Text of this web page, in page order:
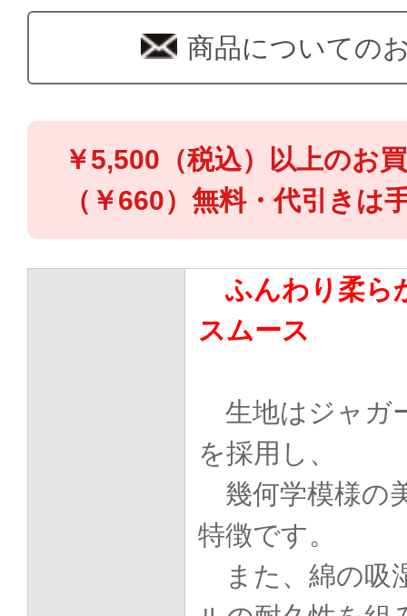
商品についての
￥5,500（税込）以上のお
（￥660）無料・代引きは
ふんわり柔ら
スムース
生地はジャガ
を採用し、
幾何学模様の
特徴です。
また、綿の吸